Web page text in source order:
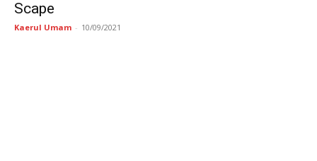
Scape
Kaerul Umam - 10/09/2021